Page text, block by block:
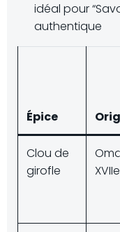
idéal pour
authentique
Épice
Clou de
girofle